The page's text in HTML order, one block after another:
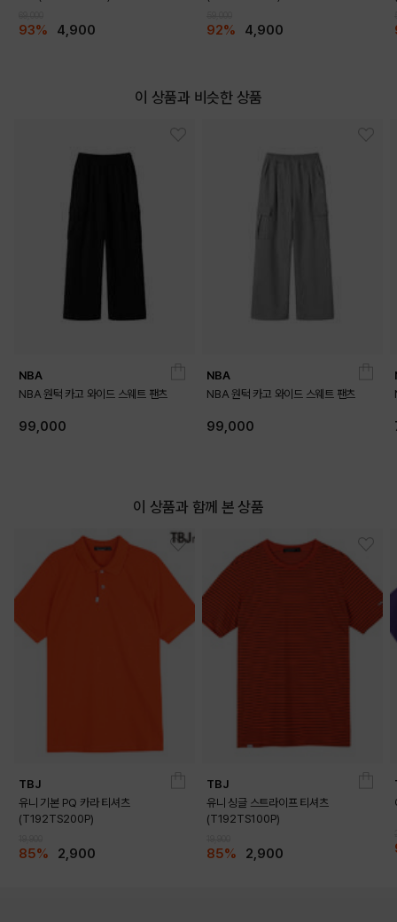
93% 4,900 92% 4,900
이 상품과 비슷한 상품
NBA
NBA 원턱 카고 와이드 스웨트 팬츠
99,000
NBA
NBA 원턱 카고 와이드 스웨트 팬츠
99,000
이 상품과 함께 본 상품
TBJ
유니 기본 PQ 카라 티셔츠
(T192TS200P)
85% 2,900
TBJ
유니 싱글 스트라이프 티셔츠
(T192TS100P)
85% 2,900